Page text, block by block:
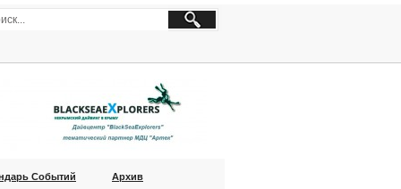
Событий Архив